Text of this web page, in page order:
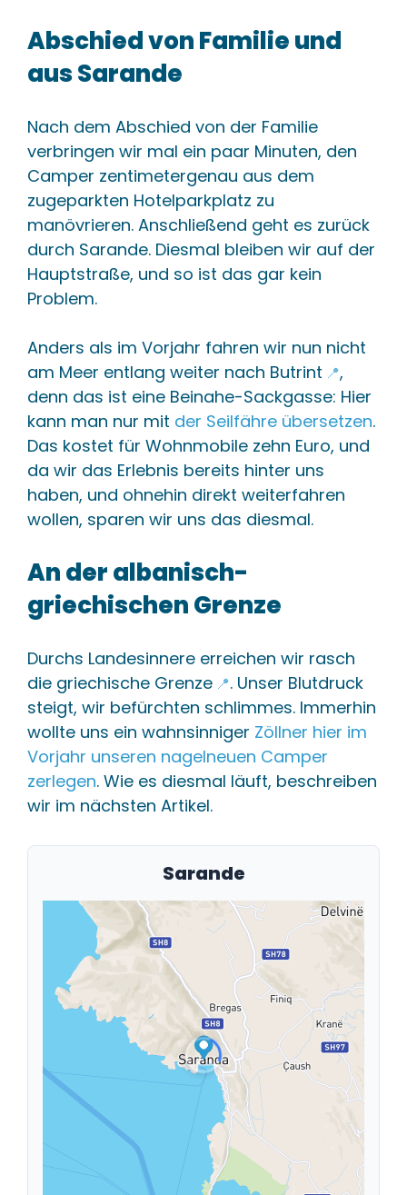
Abschied von Familie und
aus Sarande
Nach dem Abschied von der Familie
verbringen wir mal ein paar Minuten, den
Camper zentimetergenau aus dem
zugeparkten Hotelparkplatz zu
manövrieren. Anschließend geht es zurück
durch Sarande. Diesmal bleiben wir auf der
Hauptstraße, und so ist das gar kein
Problem.
Anders als im Vorjahr fahren wir nun nicht
am Meer entlang weiter nach Butrint 📍,
denn das ist eine Beinahe-Sackgasse: Hier
kann man nur mit der Seilfähre übersetzen.
Das kostet für Wohnmobile zehn Euro, und
da wir das Erlebnis bereits hinter uns
haben, und ohnehin direkt weiterfahren
wollen, sparen wir uns das diesmal.
An der albanisch-
griechischen Grenze
Durchs Landesinnere erreichen wir rasch
die griechische Grenze 📍. Unser Blutdruck
steigt, wir befürchten schlimmes. Immerhin
wollte uns ein wahnsinniger Zöllner hier im
Vorjahr unseren nagelneuen Camper
zerlegen. Wie es diesmal läuft, beschreiben
wir im nächsten Artikel.
Sarande